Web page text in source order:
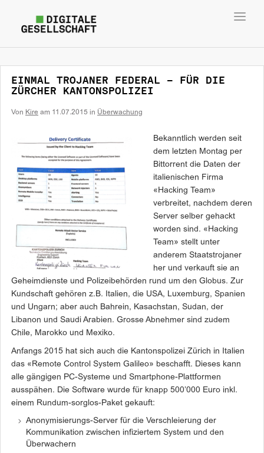
EINMAL TROJANER FEDERAL – FÜR DIE
ZÜRCHER KANTONSPOLIZEI
Von Kire am 11.07.2015 in Überwachung
Bekanntlich werden seit
dem letzten Montag per
Bittorrent die Daten der
italienischen Firma
«Hacking Team»
verbreitet, nachdem deren
Server selber gehackt
worden sind. «Hacking
Team» stellt unter
anderem Staatstrojaner
her und verkauft sie an
Geheimdienste und Polizeibehörden rund um den Globus. Zur
Kundschaft gehören z.B. Italien, die USA, Luxemburg, Spanien
und Ungarn; aber auch Bahrein, Kasachstan, Sudan, der
Libanon und Saudi Arabien. Grosse Abnehmer sind zudem
Chile, Marokko und Mexiko.
Anfangs 2015 hat sich auch die Kantonspolizei Zürich in Italien
das «Remote Control System Galileo» beschafft. Dieses kann
alle gängigen PC-Systeme und Smartphone-Plattformen
ausspähen. Die Software wurde für knapp 500’000 Euro inkl.
einem Rundum-sorglos-Paket gekauft:
Anonymisierungs-Server für die Verschleierung der
Kommunikation zwischen infiziertem System und den
Überwachern